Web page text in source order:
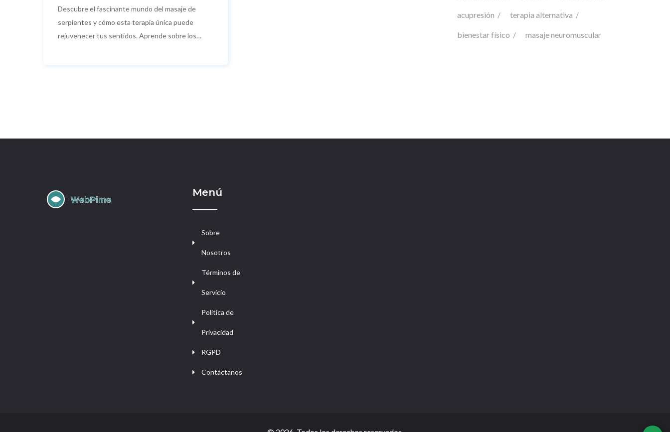
Explorando los Beneficios y la
Descubre el fascinante mundo del masaje de
serpientes y cómo esta terapia única puede
rejuvenecer tus sentidos. Aprende sobre los
acupresión terapia alternativa
bienestar físico masaje neuromuscular
Menú
Sobre
Nosotros
Términos de
Servicio
Política de
Privacidad
RGPD
Contáctanos